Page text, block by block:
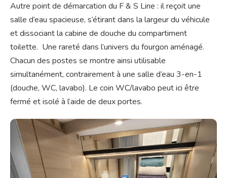
Autre point de démarcation du F & S Line : il reçoit une
salle d’eau spacieuse, s’étirant dans la largeur du véhicule
et dissociant la cabine de douche du compartiment
toilette. Une rareté dans l’univers du fourgon aménagé.
Chacun des postes se montre ainsi utilisable
simultanément, contrairement à une salle d’eau 3-en-1
(douche, WC, lavabo). Le coin WC/lavabo peut ici être
fermé et isolé à l’aide de deux portes.